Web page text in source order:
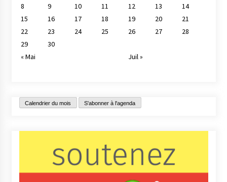
8
9 10 11 12 13
14
15
16 17 18 19 20
21
22
23 24 25 26 27
28
29
30
« Mai
Juil »
Calendrier du mois S'abonner à l'agenda